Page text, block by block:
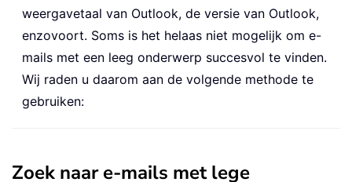
weergavetaal van Outlook, de versie van Outlook,
enzovoort. Soms is het helaas niet mogelijk om e-
mails met een leeg onderwerp succesvol te vinden.
Wij raden u daarom aan de volgende methode te
gebruiken:
Zoek naar e-mails met lege